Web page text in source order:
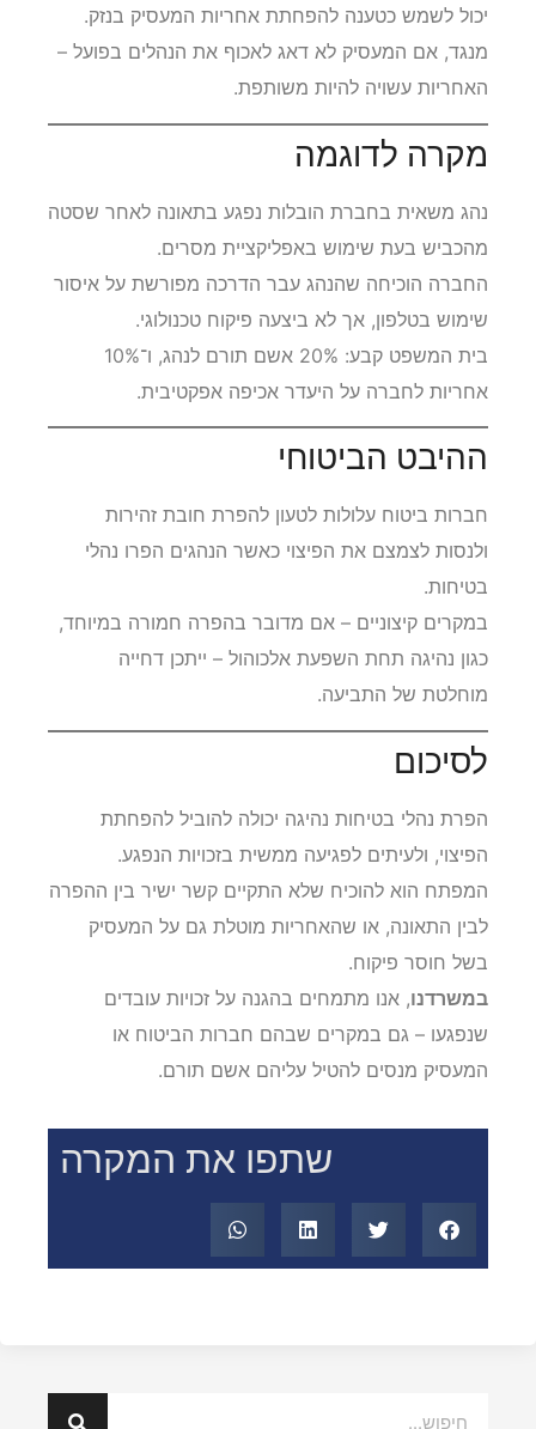
יכול לשמש כטענה להפחתת אחריות המעסיק בנזק.
מנגד, אם המעסיק לא דאג לאכוף את הנהלים בפועל –
האחריות עשויה להיות משותפת.
מקרה לדוגמה
נהג משאית בחברת הובלות נפגע בתאונה לאחר שסטה
מהכביש בעת שימוש באפליקציית מסרים.
החברה הוכיחה שהנהג עבר הדרכה מפורשת על איסור
שימוש בטלפון, אך לא ביצעה פיקוח טכנולוגי.
בית המשפט קבע: 20% אשם תורם לנהג, ו־10%
אחריות לחברה על היעדר אכיפה אפקטיבית.
ההיבט הביטוחי
חברות ביטוח עלולות לטעון להפרת חובת זהירות
ולנסות לצמצם את הפיצוי כאשר הנהגים הפרו נהלי
בטיחות.
במקרים קיצוניים – אם מדובר בהפרה חמורה במיוחד,
כגון נהיגה תחת השפעת אלכוהול – ייתכן דחייה
מוחלטת של התביעה.
לסיכום
הפרת נהלי בטיחות נהיגה יכולה להוביל להפחתת
הפיצוי, ולעיתים לפגיעה ממשית בזכויות הנפגע.
המפתח הוא להוכיח שלא התקיים קשר ישיר בין ההפרה
לבין התאונה, או שהאחריות מוטלת גם על המעסיק
בשל חוסר פיקוח.
במשרדנו, אנו מתמחים בהגנה על זכויות עובדים
שנפגעו – גם במקרים שבהם חברות הביטוח או
המעסיק מנסים להטיל עליהם אשם תורם.
שתפו את המקרה